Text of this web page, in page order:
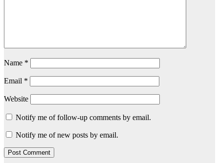
Name *
Email *
Website
Notify me of follow-up comments by email.
Notify me of new posts by email.